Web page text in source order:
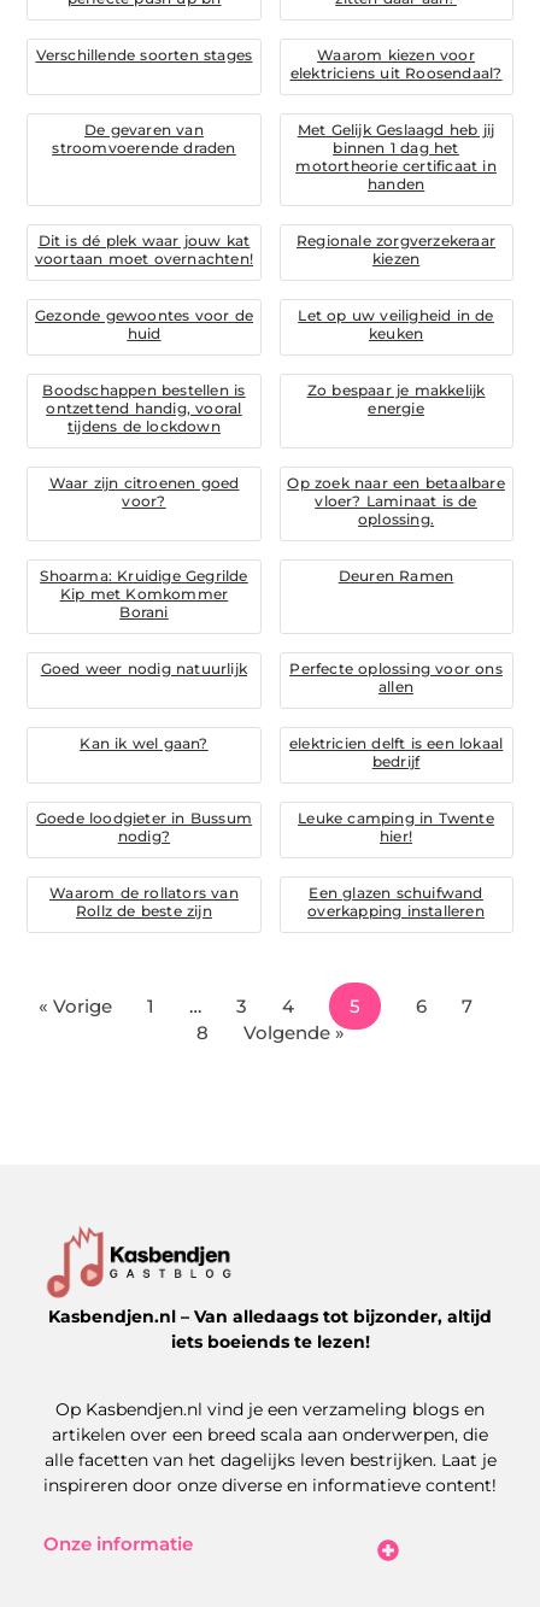
Verschillende soorten stages
Waarom kiezen voor
elektriciens uit Roosendaal?
De gevaren van
stroomvoerende draden
Met Gelijk Geslaagd heb jij
binnen 1 dag het
motortheorie certificaat in
handen
Dit is dé plek waar jouw kat
voortaan moet overnachten!
Regionale zorgverzekeraar
kiezen
Gezonde gewoontes voor de
huid
Let op uw veiligheid in de
keuken
Boodschappen bestellen is
ontzettend handig, vooral
tijdens de lockdown
Zo bespaar je makkelijk
energie
Waar zijn citroenen goed
voor?
Op zoek naar een betaalbare
vloer? Laminaat is de
oplossing.
Shoarma: Kruidige Gegrilde
Kip met Komkommer
Borani
Deuren Ramen
Goed weer nodig natuurlijk
Perfecte oplossing voor ons
allen
Kan ik wel gaan?
elektricien delft is een lokaal
bedrijf
Goede loodgieter in Bussum
nodig?
Leuke camping in Twente
hier!
Waarom de rollators van
Rollz de beste zijn
Een glazen schuifwand
overkapping installeren
« Vorige 1 … 3 4 5 6
7
8
Volgende »
Kasbendjen.nl – Van alledaags tot bijzonder, altijd
iets boeiends te lezen!
Op Kasbendjen.nl vind je een verzameling blogs en
artikelen over een breed scala aan onderwerpen, die
alle facetten van het dagelijks leven bestrijken. Laat je
inspireren door onze diverse en informatieve content!
Onze informatie